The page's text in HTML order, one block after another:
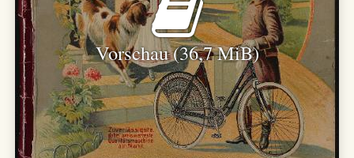
Vorschau (36,7 MiB)